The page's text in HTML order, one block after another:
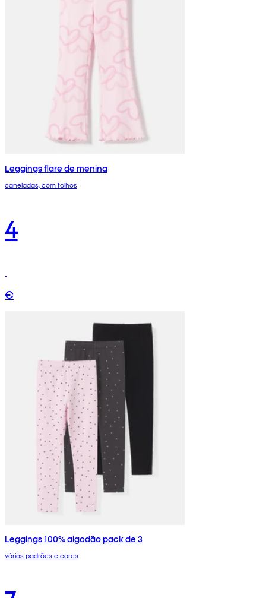
Leggings flare de menina
caneladas, com folhos
4
€
Leggings 100% algodão pack de 3
vários padrões e cores